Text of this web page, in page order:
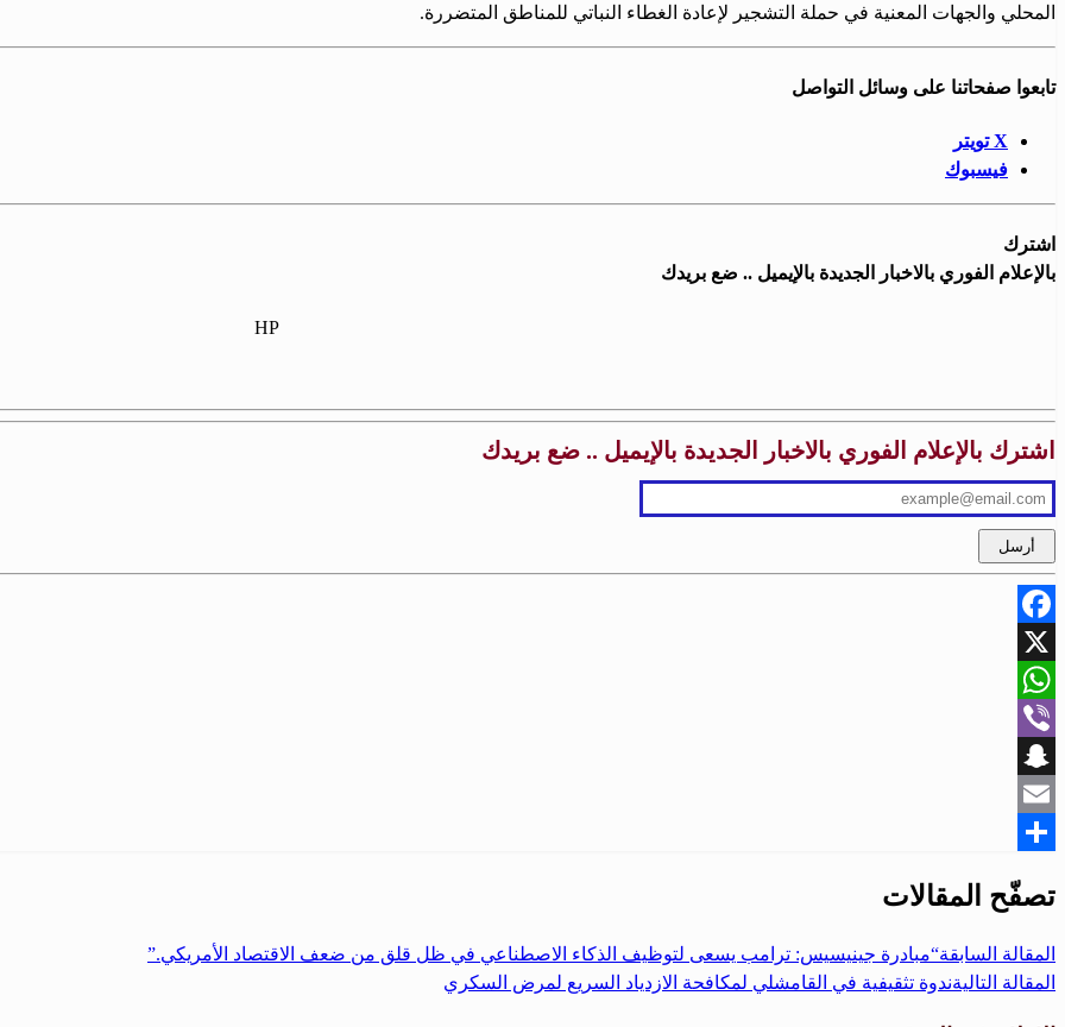
المحلي والجهات المعنية في حملة التشجير لإعادة الغطاء النباتي للمناطق المتضررة.
تابعوا صفحاتنا على وسائل التواصل
X تويتر
فيسبوك
اشترك
بالإعلام الفوري بالاخبار الجديدة بالإيميل .. ضع بريدك
HP
اشترك بالإعلام الفوري بالاخبار الجديدة بالإيميل .. ضع بريدك
Facebook
X
WhatsApp
Viber
Snapchat
Email
تصفّح المقالات
المقالة السابقة“مبادرة جينيسيس: ترامب يسعى لتوظيف الذكاء الاصطناعي في ظل قلق من ضعف الاقتصاد الأمريكي.”
المقالة التاليةندوة تثقيفية في القامشلي لمكافحة الازدياد السريع لمرض السكري